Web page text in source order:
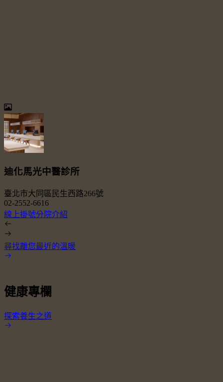
迪化馬光中醫診所
臺北市大同區民生西路266號
02-2552-6616
線上掛號分院介紹
尋找離您最近的溫暖
健康專欄
探索養生之道